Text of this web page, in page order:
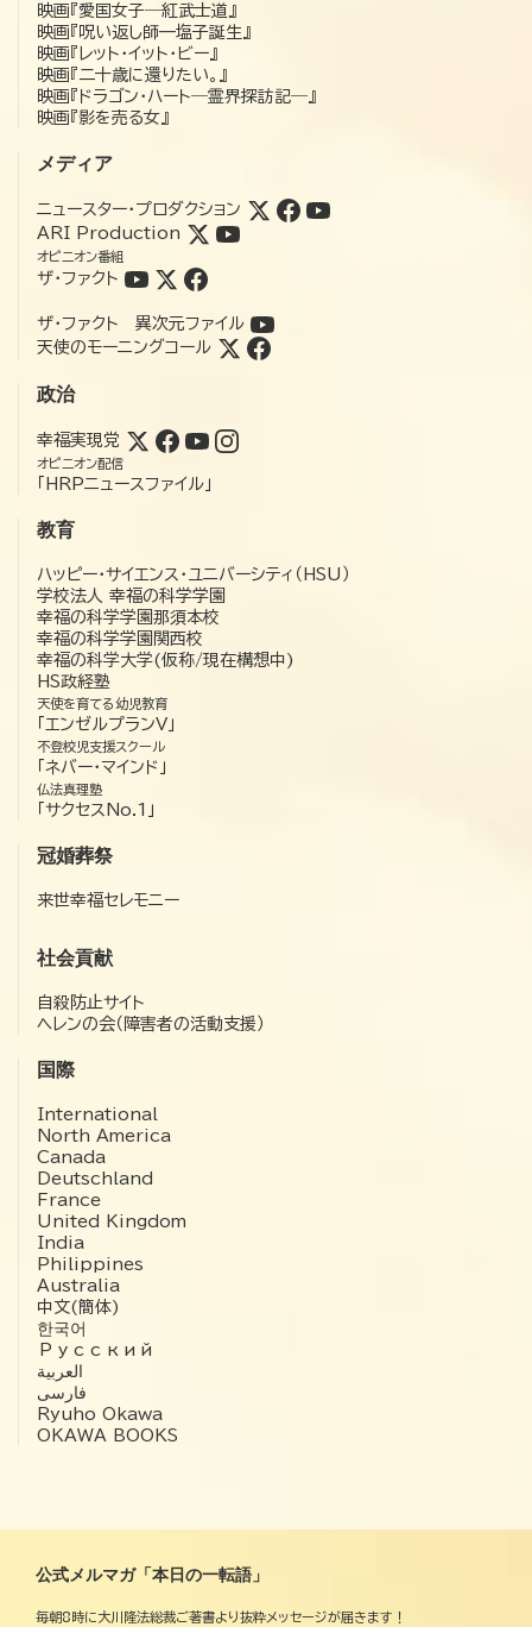
映画『愛国女子―紅武士道』
映画『呪い返し師—塩子誕生』
映画『レット・イット・ビー』
映画『二十歳に還りたい。』
映画『ドラゴン・ハート―霊界探訪記―』
映画『影を売る女』
メディア
ニュースター・プロダクション
ARI Production
オピニオン番組
ザ・ファクト
ザ・ファクト 異次元ファイル
天使のモーニングコール
政治
幸福実現党
オピニオン配信
「HRPニュースファイル」
教育
ハッピー・サイエンス・ユニバーシティ（HSU）
学校法人 幸福の科学学園
幸福の科学学園那須本校
幸福の科学学園関西校
幸福の科学大学(仮称/現在構想中)
HS政経塾
天使を育てる幼児教育
「エンゼルプランV」
不登校児支援スクール
「ネバー・マインド」
仏法真理塾
「サクセスNo.1」
冠婚葬祭
来世幸福セレモニー
社会貢献
自殺防止サイト
ヘレンの会（障害者の活動支援）
国際
International
North America
Canada
Deutschland
France
United Kingdom
India
Philippines
Australia
中文(簡体)
한국어
Русский
العربية‏
فارسی
Ryuho Okawa
OKAWA BOOKS
公式メルマガ「本日の一転語」
毎朝8時に大川隆法総裁ご著書より抜粋メッセージが届きます！